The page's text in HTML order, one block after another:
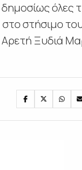
όλες
στήσιμο
Ξυδιά